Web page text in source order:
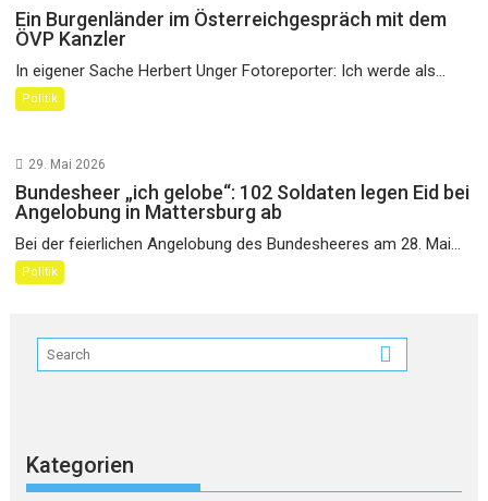
Ein Burgenländer im Österreichgespräch mit dem
ÖVP Kanzler
In eigener Sache Herbert Unger Fotoreporter: Ich werde als...
Politik
29. Mai 2026
Bundesheer „ich gelobe“: 102 Soldaten legen Eid bei
Angelobung in Mattersburg ab
Bei der feierlichen Angelobung des Bundesheeres am 28. Mai...
Politik
Kategorien